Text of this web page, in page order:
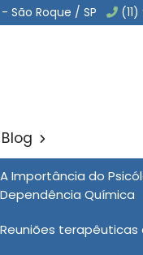
São Roque / SP
Blog
A Importância do
Dependência Química
Reuniões terapêuticas